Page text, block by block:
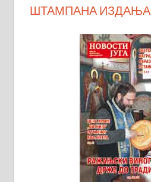
ШТАМПАНА ИЗДАЊА